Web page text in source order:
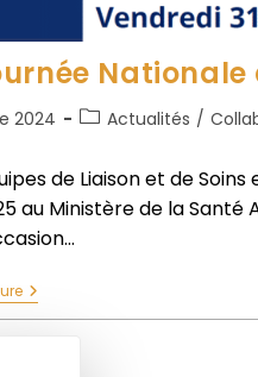
Nationale
2024 Actualités /
de Liaison et de
au Ministère de la Santé